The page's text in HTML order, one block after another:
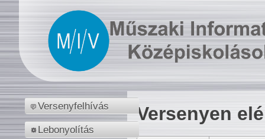
Versenyfelhívás
Lebonyolítás
Versenyen